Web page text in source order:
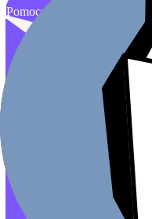
Pomoce naukowe